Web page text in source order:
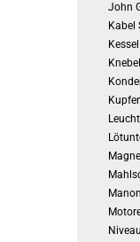
John
Kabel
Kessel